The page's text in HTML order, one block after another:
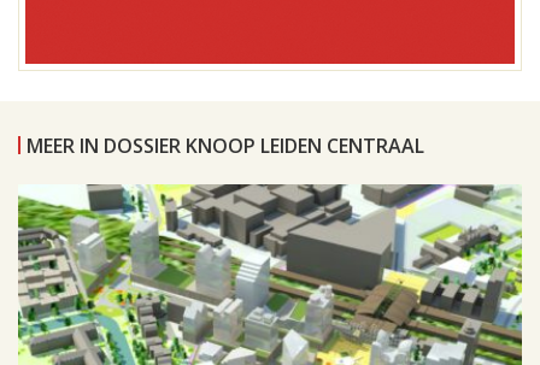
MEER IN DOSSIER KNOOP LEIDEN CENTRAAL